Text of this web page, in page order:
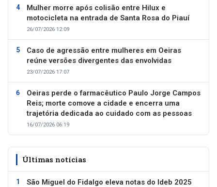
Mulher morre após colisão entre Hilux e
motocicleta na entrada de Santa Rosa do Piauí
26/07/2026 12:09
Caso de agressão entre mulheres em Oeiras
reúne versões divergentes das envolvidas
23/07/2026 17:07
Oeiras perde o farmacêutico Paulo Jorge Campos
Reis; morte comove a cidade e encerra uma
trajetória dedicada ao cuidado com as pessoas
16/07/2026 06:19
Últimas notícias
São Miguel do Fidalgo eleva notas do Ideb 2025